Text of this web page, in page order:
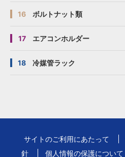
16 ボルトナット類
17 エアコンホルダー
18 冷媒管ラック
サイトのご利用にあたって
針
個人情報の保護について